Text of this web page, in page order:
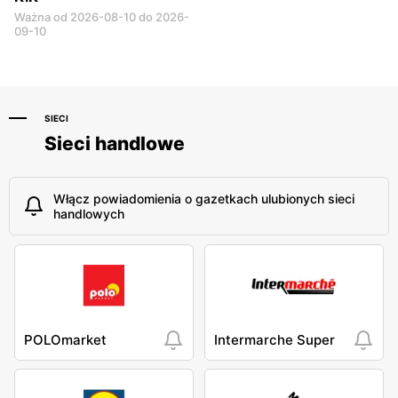
Ważna od 2026-08-10 do 2026-
09-10
SIECI
Sieci handlowe
Włącz powiadomienia o gazetkach ulubionych sieci
handlowych
POLOmarket Intermarche Super